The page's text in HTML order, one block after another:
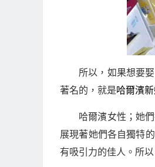
所以，如果想要
著名的，就是哈爾濱
哈爾濱女性；她
展現著她們各自獨特
有吸引力的佳人。所